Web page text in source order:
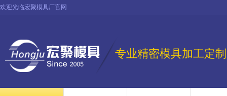
欢迎光临宏聚模具厂官网
专业精密模具加工定制